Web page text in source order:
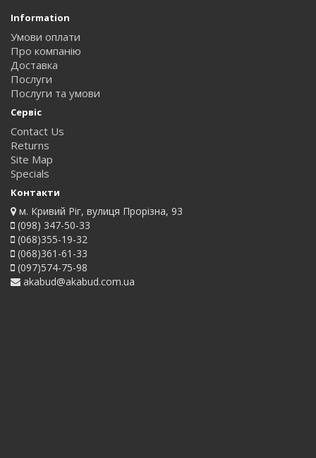
Information
Умови оплати
Про компанію
Доставка
Послуги
Послуги та умови
Сервіс
Contact Us
Returns
Site Map
Specials
Контакти
м. Кривий Ріг, вулиця Прорізна, 93
(098) 347-50-33
(068)355-19-32
(068)361-61-33
(097)574-75-98
akabud@akabud.com.ua